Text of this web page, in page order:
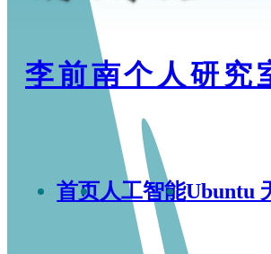
李前南个人研究
首页人工智能Ubuntu